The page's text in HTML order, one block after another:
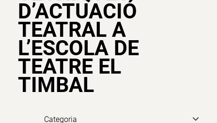
D’ACTUACIÓ
TEATRAL A
L’ESCOLA DE
TEATRE EL
TIMBAL